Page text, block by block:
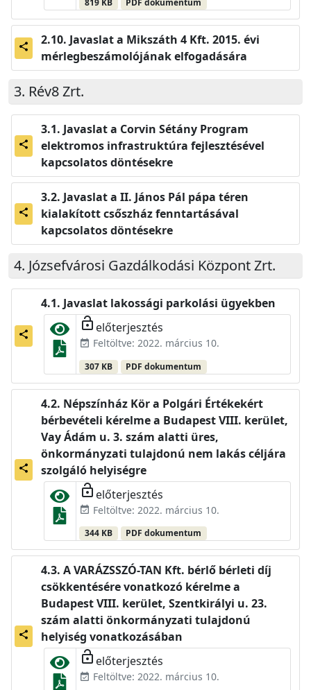
819 KB PDF dokumentum
share
Javaslat a Mikszáth 4 Kft. 2015. évi
mérlegbeszámolójának elfogadására
Rév8 Zrt.
share
Javaslat a Corvin Sétány Program
elektromos infrastruktúra fejlesztésével
kapcsolatos döntésekre
share
Javaslat a II. János Pál pápa téren
kialakított csőszház fenntartásával
kapcsolatos döntésekre
Józsefvárosi Gazdálkodási Központ Zrt.
share
Javaslat lakossági parkolási ügyekben
lock_open előterjesztés
event_available Feltöltve: 2022. március 10.
307 KB PDF dokumentum
share
Népszínház Kör a Polgári Értékekért
bérbevételi kérelme a Budapest VIII. kerület,
Vay Ádám u. 3. szám alatti üres,
önkormányzati tulajdonú nem lakás céljára
szolgáló helyiségre
lock_open előterjesztés
event_available Feltöltve: 2022. március 10.
344 KB PDF dokumentum
share
A VARÁZSSZÓ-TAN Kft. bérlő bérleti díj
csökkentésére vonatkozó kérelme a
Budapest VIII. kerület, Szentkirályi u. 23.
szám alatti önkormányzati tulajdonú
helyiség vonatkozásában
lock_open előterjesztés
event_available Feltöltve: 2022. március 10.